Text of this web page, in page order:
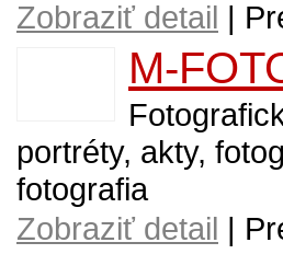
Zobraziť detail |
M-
portréty, akty,
fotografia
Zobraziť detail |